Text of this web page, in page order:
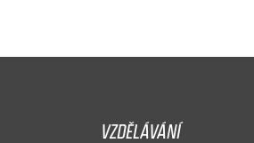
VZDĚLÁVÁNÍ